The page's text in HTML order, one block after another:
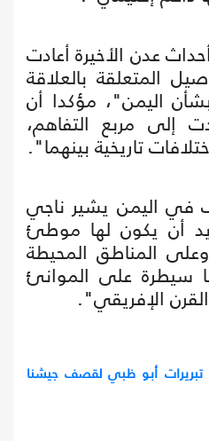
عدن الأخيرة أعادت
المتعلقة بالعلاقة
بشأن اليمن"، مؤكدا أن
إلى مربع التفاهم،
تاريخية بينهما".
في اليمن يشير ناجي
أن يكون لها موطئ
المناطق المحيطة
سيطرة على الموانئ
الإفريقي".
تبريرات أبو ظبي لقصف جيشنا